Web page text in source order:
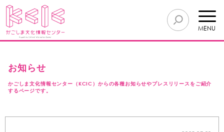
MENU
お知らせ
かごしま文化情報センター（KCIC）からの各種お知らせやプレスリリースをご紹介
するページです。